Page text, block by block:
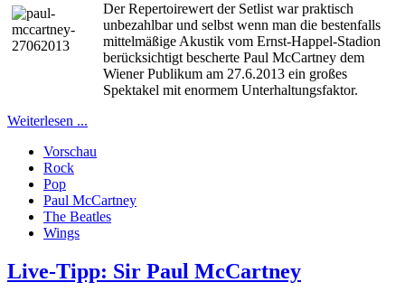
Der Repertoirewert der Setlist war praktisch
unbezahlbar und selbst wenn man die bestenfalls
mittelmäßige Akustik vom Ernst-Happel-Stadion
berücksichtigt bescherte Paul McCartney dem
Wiener Publikum am 27.6.2013 ein großes
Spektakel mit enormem Unterhaltungsfaktor.
Weiterlesen ...
Vorschau
Rock
Pop
Paul McCartney
The Beatles
Wings
Live-Tipp: Sir Paul McCartney